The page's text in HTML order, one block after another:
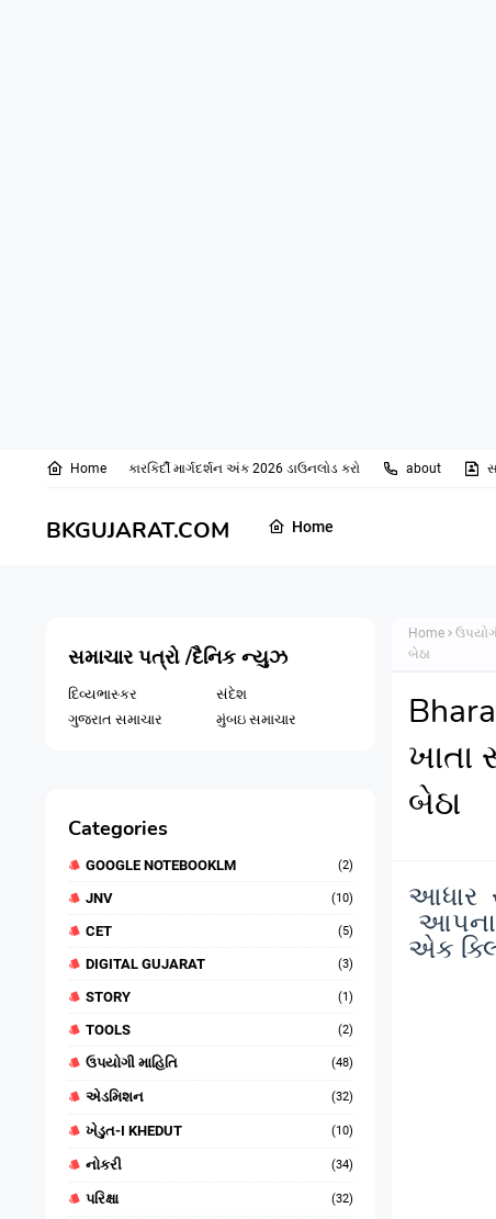
Home કારકિર્દી માર્ગદર્શન અંક 2026 ડાઉનલોડ કરો about
BKGUJARAT.COM Home
સમાચાર પત્રો /દૈનિક ન્યુઝ
દિવ્યભાસ્કર
સંદેશ
ગુજરાત સમાચાર
મુંબઇ સમાચાર
Categories
GOOGLE NOTEBOOKLM (2)
JNV (10)
CET (5)
DIGITAL GUJARAT (3)
STORY (1)
TOOLS (2)
ઉપયોગી માહિતિ (48)
એડમિશન (32)
ખેડુત-I KHEDUT (10)
નોકરી (34)
પરિક્ષા (32)
Home
બેઠા
ખાતા
બેઠા
આધાર
એક